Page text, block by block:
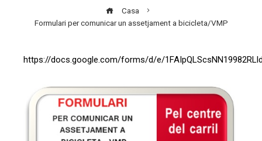
Casa
Formulari per comunicar un assetjament a bicicleta/VMP
https://docs.google.com/forms/d/e/